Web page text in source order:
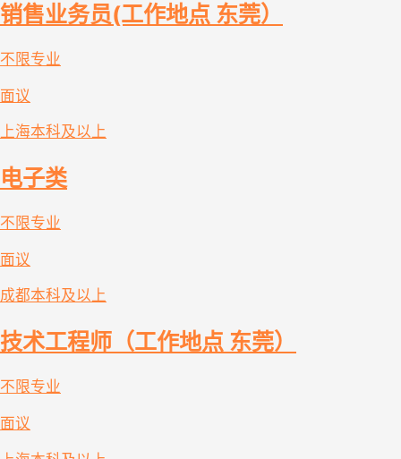
销售业务员(工作地点 东莞）
不限专业
面议
上海本科及以上
电子类
不限专业
面议
成都本科及以上
技术工程师（工作地点 东莞）
不限专业
面议